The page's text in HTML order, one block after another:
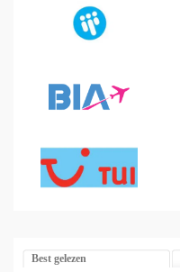
Best gelezen